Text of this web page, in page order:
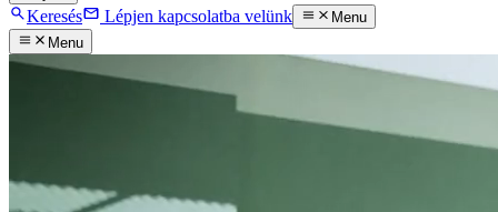
Keresés Lépjen kapcsolatba velünk
Menu
Menu